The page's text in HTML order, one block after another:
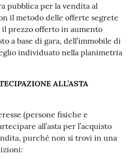
pubblica per la vendita al
il metodo delle offerte segrete
prezzo offerto in aumento
a base di gara, dell’immobile di
individuato nella planimetria
ALL’ASTA
(persone fisiche e
all’asta per l’acquisto
purché non si trovi in una